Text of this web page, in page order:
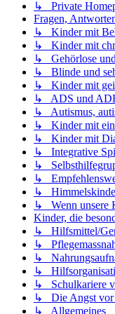
↳ Private
Fragen,
↳ Kinder mit
↳ Kinder mit
↳ Gehörlose
↳ Blinde und
↳ Kinder mit
↳ ADS und
↳ Autismus,
↳ Kinder mit
↳ Kinder mit
↳ Integrative
↳
↳
↳
↳ Wenn unsere
Kinder, die
↳ Hilfsmittel/
↳
↳
↳
↳ Schulkariere
↳ Die Angst vor
↳ Allgemeines